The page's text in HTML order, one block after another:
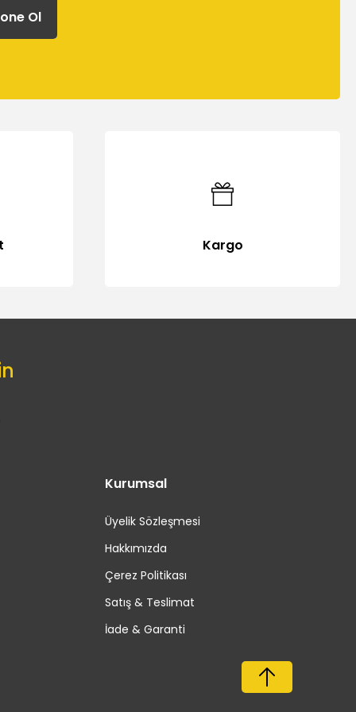
Ol
Kargo
Kurumsal
Üyelik Sözleşmesi
Hakkımızda
Çerez Politikası
Satış & Teslimat
İade & Garanti